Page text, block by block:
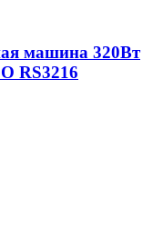
машина 320Вт
RS3216